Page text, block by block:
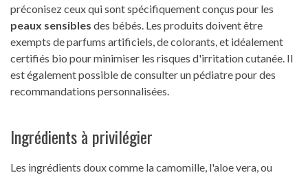
préconisez ceux qui sont spécifiquement conçus pour les
peaux sensibles des bébés. Les produits doivent être
exempts de parfums artificiels, de colorants, et idéalement
certifiés bio pour minimiser les risques d'irritation cutanée. Il
est également possible de consulter un pédiatre pour des
recommandations personnalisées.
Ingrédients à privilégier
Les ingrédients doux comme la camomille, l'aloe vera, ou